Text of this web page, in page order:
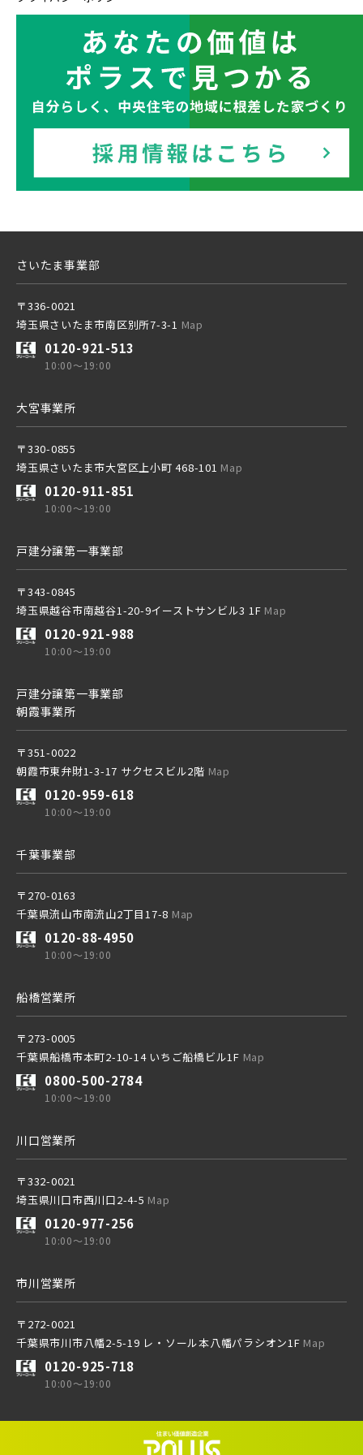
東武東上本線
京成線
京成押上線
京成成田スカイアクセス線
京成千葉線
西武線
西武池袋線
西武新宿線
西武有楽町線
西武豊島線
東京メトロ千代田線
北総鉄道
東京メトロ東西線
都営新宿線
埼玉新都市交通 [伊奈線]
20棟以上の大型分譲
さいたま事業部
〒336-0021
埼玉県さいたま市南区別所7-3-1 Map
0120-921-513
10:00～19:00
大宮事業所
〒330-0855
埼玉県さいたま市大宮区上小町 468-101 Map
0120-911-851
10:00～19:00
戸建分譲第一事業部
〒343-0845
埼玉県越谷市南越谷1-20-9イーストサンビル3 1F Map
0120-921-988
10:00～19:00
戸建分譲第一事業部
朝霞事業所
〒351-0022
朝霞市東弁財1-3-17 サクセスビル2階 Map
0120-959-618
10:00～19:00
千葉事業部
〒270-0163
千葉県流山市南流山2丁目17-8 Map
0120-88-4950
10:00～19:00
船橋営業所
〒273-0005
千葉県船橋市本町2-10-14 いちご船橋ビル1F Map
0800-500-2784
10:00～19:00
川口営業所
〒332-0021
埼玉県川口市西川口2-4-5 Map
0120-977-256
10:00～19:00
市川営業所
〒272-0021
千葉県市川市八幡2-5-19 レ・ソール本八幡パラシオン1F Map
0120-925-718
10:00～19:00